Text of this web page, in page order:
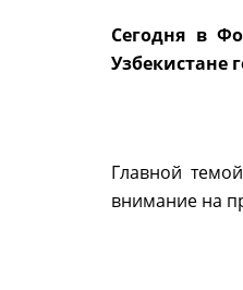
Сегодня в
Главной
внимание на